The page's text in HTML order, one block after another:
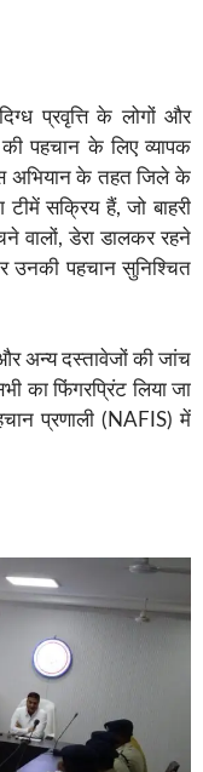
प्रवृत्ति के लोगों और
पहचान के लिए व्यापक
अभियान के तहत जिले के
सक्रिय हैं, जो बाहरी
वालों, डेरा डालकर रहने
उनकी पहचान सुनिश्चित
अन्य दस्तावेजों की जांच
का फिंगरप्रिंट लिया जा
प्रणाली (NAFIS) में